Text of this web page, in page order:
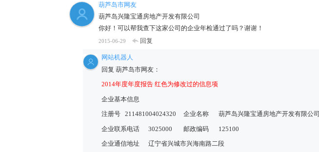
葫芦岛市网友
葫芦岛兴隆宝通房地产开发有限公司
你好！可以帮我查下这家公司的企业年检通过了吗？谢谢！
2015-06-29 回复
网站机器人
回复 葫芦岛市网友：
2014年度年度报告 红色为修改过的信息项
企业基本信息
注册号 211481004024320 企业名称 葫芦岛兴隆宝通房地产开发有限公司
企业联系电话 3025000 邮政编码 125100
企业通信地址 辽宁省兴城市兴海南路二段